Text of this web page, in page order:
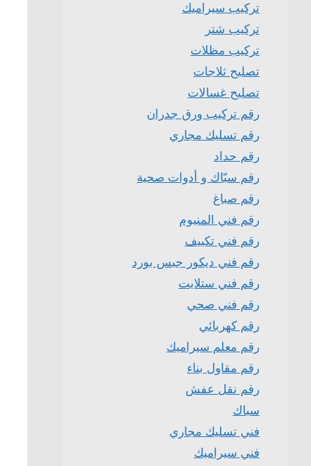
تركيب سيراميك
تركيب شتر
تركيب مظلات
تصليح ثلاجات
تصليح غسالات
رقم تركيب ورق جدران
رقم تسليك مجاري
رقم حداد
رقم سبّاك و أدوات صحية
رقم صباغ
رقم فني المنيوم
رقم فني تكييف
رقم فني ديكور جبس بورد
رقم فني ستلايت
رقم فني صحي
رقم كهربائي
رقم معلم سيراميك
رقم مقاول بناء
رقم نقل عفش
سباك
فني تسليك مجاري
فني سيراميك